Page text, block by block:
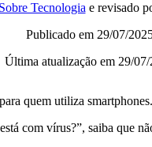
Tecnologia e revisado
Publicado em 29/07/
Última atualização em 29/
quem utiliza smartphones.
com vírus?”, saiba que